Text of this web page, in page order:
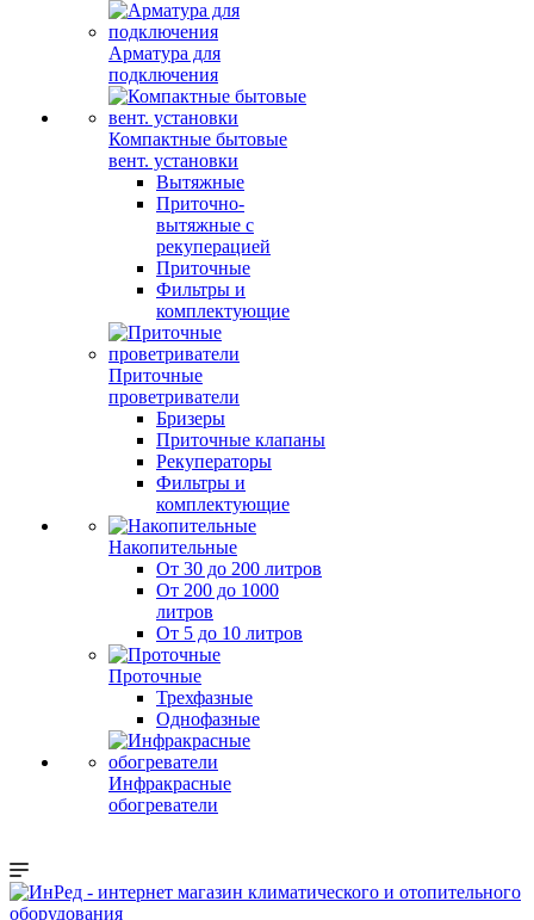
Арматура для
подключения
Компактные бытовые
вент. установки
Вытяжные
Приточно-
вытяжные с
рекуперацией
Приточные
Фильтры и
комплектующие
Приточные
проветриватели
Бризеры
Приточные клапаны
Рекуператоры
Фильтры и
комплектующие
Накопительные
От 30 до 200 литров
От 200 до 1000
литров
От 5 до 10 литров
Проточные
Трехфазные
Однофазные
Инфракрасные
обогреватели